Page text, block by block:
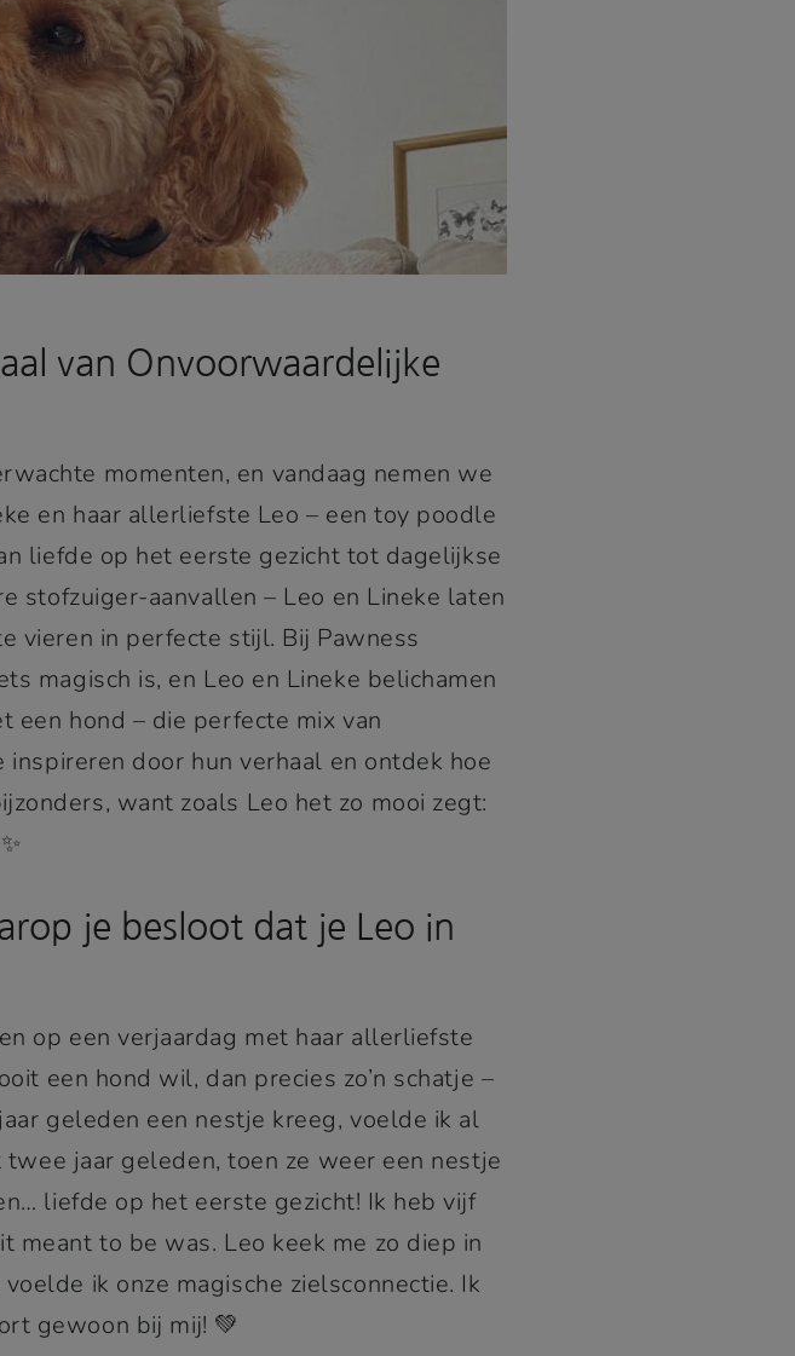
van Onvoorwaardelijke
momenten, en vandaag nemen we
en haar allerliefste Leo – een toy poodle
liefde op het eerste gezicht tot dagelijkse
stofzuiger-aanvallen – Leo en Lineke laten
vieren in perfecte stijl. Bij Pawness
magisch is, en Leo en Lineke belichamen
een hond – die perfecte mix van
door hun verhaal en ontdek hoe
want zoals Leo het zo mooi zegt:
je besloot dat je Leo in
op een verjaardag met haar allerliefste
een hond wil, dan precies zo’n schatje –
geleden een nestje kreeg, voelde ik al
jaar geleden, toen ze weer een nestje
liefde op het eerste gezicht! Ik heb vijf
meant to be was. Leo keek me zo diep in
ik onze magische zielsconnectie. Ik
gewoon bij mij! 💚